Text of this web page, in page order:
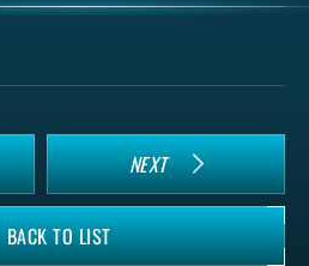
NEXT
BACK TO LIST